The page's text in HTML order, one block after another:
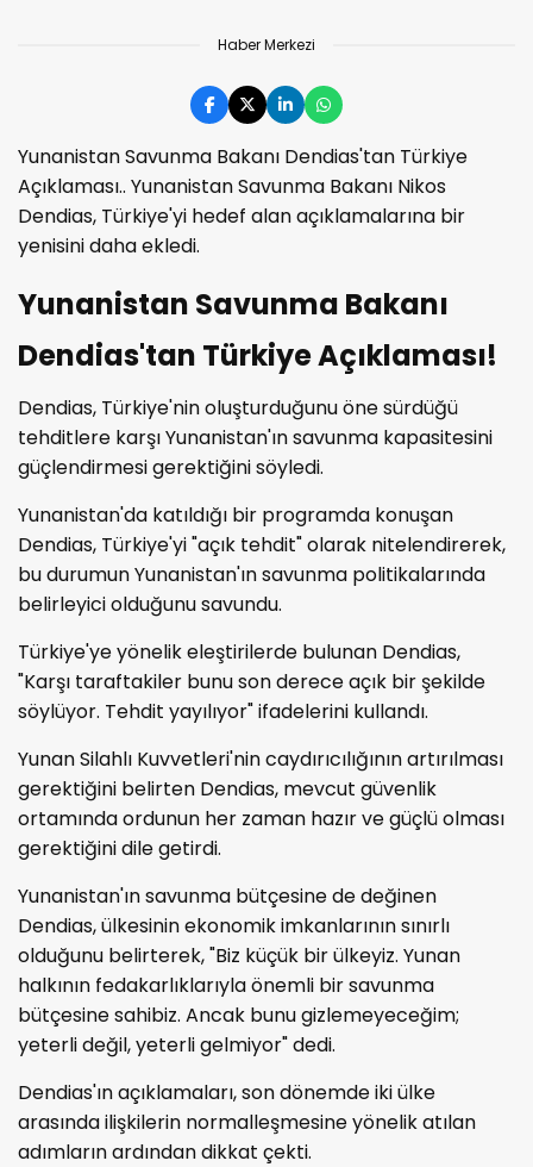
Haber Merkezi
Yunanistan Savunma Bakanı Dendias'tan Türkiye
Açıklaması.. Yunanistan Savunma Bakanı Nikos
Dendias, Türkiye'yi hedef alan açıklamalarına bir
yenisini daha ekledi.
Yunanistan Savunma Bakanı
Dendias'tan Türkiye Açıklaması!
Dendias, Türkiye'nin oluşturduğunu öne sürdüğü
tehditlere karşı Yunanistan'ın savunma kapasitesini
güçlendirmesi gerektiğini söyledi.
Yunanistan'da katıldığı bir programda konuşan
Dendias, Türkiye'yi "açık tehdit" olarak nitelendirerek,
bu durumun Yunanistan'ın savunma politikalarında
belirleyici olduğunu savundu.
Türkiye'ye yönelik eleştirilerde bulunan Dendias,
"Karşı taraftakiler bunu son derece açık bir şekilde
söylüyor. Tehdit yayılıyor" ifadelerini kullandı.
Yunan Silahlı Kuvvetleri'nin caydırıcılığının artırılması
gerektiğini belirten Dendias, mevcut güvenlik
ortamında ordunun her zaman hazır ve güçlü olması
gerektiğini dile getirdi.
Yunanistan'ın savunma bütçesine de değinen
Dendias, ülkesinin ekonomik imkanlarının sınırlı
olduğunu belirterek, "Biz küçük bir ülkeyiz. Yunan
halkının fedakarlıklarıyla önemli bir savunma
bütçesine sahibiz. Ancak bunu gizlemeyeceğim;
yeterli değil, yeterli gelmiyor" dedi.
Dendias'ın açıklamaları, son dönemde iki ülke
arasında ilişkilerin normalleşmesine yönelik atılan
adımların ardından dikkat çekti.